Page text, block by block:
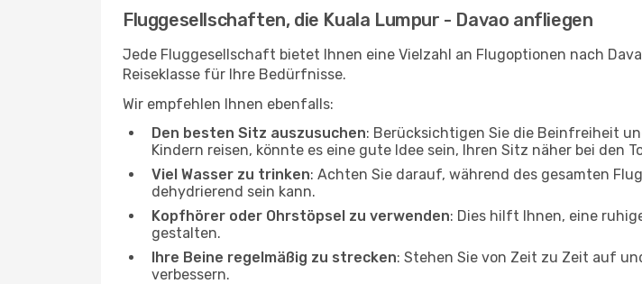
Fluggesellschaften, die Kuala Lumpur - Davao anfliegen
Jede Fluggesellschaft bietet Ihnen eine Vielzahl an Flugoptionen nach
Reiseklasse für Ihre Bedürfnisse.
Wir empfehlen Ihnen ebenfalls:
Den besten Sitz auszusuchen: Berücksichtigen Sie die Beinfreiheit
Kindern reisen, könnte es eine gute Idee sein, Ihren Sitz näher bei den
Viel Wasser zu trinken: Achten Sie darauf, während des gesamten
dehydrierend sein kann.
Kopfhörer oder Ohrstöpsel zu verwenden: Dies hilft Ihnen, eine
gestalten.
Ihre Beine regelmäßig zu strecken: Stehen Sie von Zeit zu Zeit auf
verbessern.